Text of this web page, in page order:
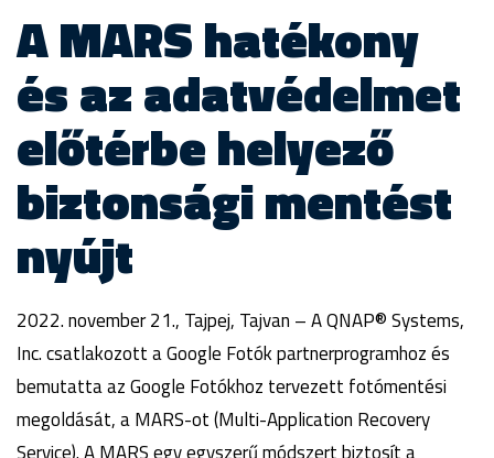
A MARS hatékony
és az adatvédelmet
előtérbe helyező
biztonsági mentést
nyújt
2022. november 21., Tajpej, Tajvan – A QNAP® Systems,
Inc. csatlakozott a Google Fotók partnerprogramhoz és
bemutatta az Google Fotókhoz tervezett fotómentési
megoldását, a MARS-ot (Multi-Application Recovery